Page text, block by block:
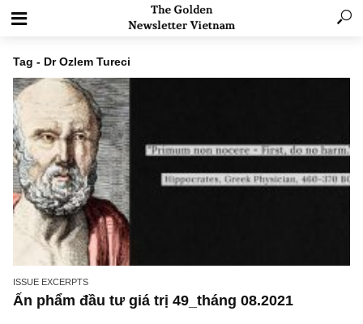
Tag - Dr Ozlem Tureci